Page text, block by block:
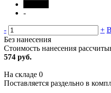
-
- +
Без нанесения
Стоимость нанесения
574 руб.
На складе 0
Поставляется раздельно в